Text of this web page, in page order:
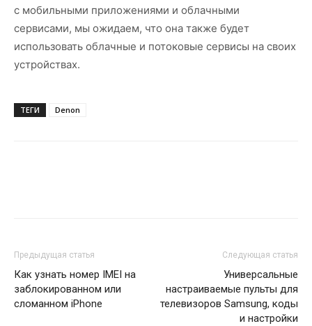
с мобильными приложениями и облачными
сервисами, мы ожидаем, что она также будет
использовать облачные и потоковые сервисы на своих
устройствах.
ТЕГИ Denon
Предыдущая статья
Как узнать номер IMEI на
заблокированном или
сломанном iPhone
Следующая статья
Универсальные
настраиваемые пульты для
телевизоров Samsung, коды
и настройки